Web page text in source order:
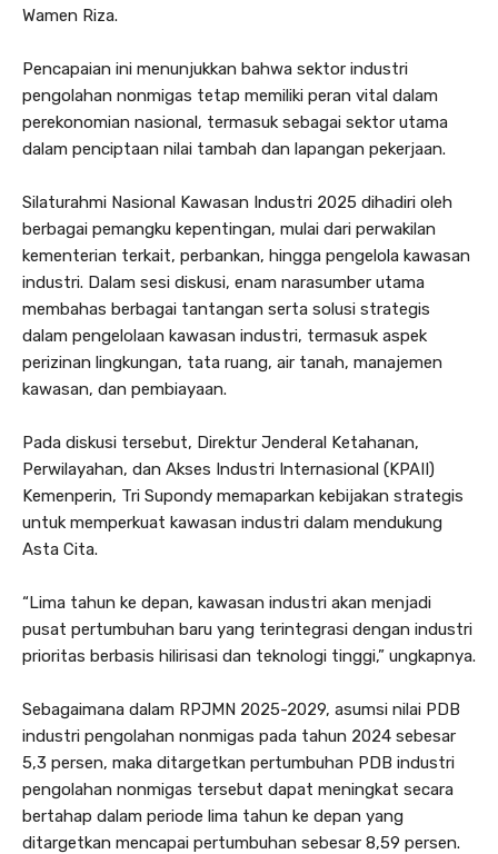
Wamen Riza.
Pencapaian ini menunjukkan bahwa sektor industri
pengolahan nonmigas tetap memiliki peran vital dalam
perekonomian nasional, termasuk sebagai sektor utama
dalam penciptaan nilai tambah dan lapangan pekerjaan.
Silaturahmi Nasional Kawasan Industri 2025 dihadiri oleh
berbagai pemangku kepentingan, mulai dari perwakilan
kementerian terkait, perbankan, hingga pengelola kawasan
industri. Dalam sesi diskusi, enam narasumber utama
membahas berbagai tantangan serta solusi strategis
dalam pengelolaan kawasan industri, termasuk aspek
perizinan lingkungan, tata ruang, air tanah, manajemen
kawasan, dan pembiayaan.
Pada diskusi tersebut, Direktur Jenderal Ketahanan,
Perwilayahan, dan Akses Industri Internasional (KPAII)
Kemenperin, Tri Supondy memaparkan kebijakan strategis
untuk memperkuat kawasan industri dalam mendukung
Asta Cita.
“Lima tahun ke depan, kawasan industri akan menjadi
pusat pertumbuhan baru yang terintegrasi dengan industri
prioritas berbasis hilirisasi dan teknologi tinggi,” ungkapnya.
Sebagaimana dalam RPJMN 2025-2029, asumsi nilai PDB
industri pengolahan nonmigas pada tahun 2024 sebesar
5,3 persen, maka ditargetkan pertumbuhan PDB industri
pengolahan nonmigas tersebut dapat meningkat secara
bertahap dalam periode lima tahun ke depan yang
ditargetkan mencapai pertumbuhan sebesar 8,59 persen.